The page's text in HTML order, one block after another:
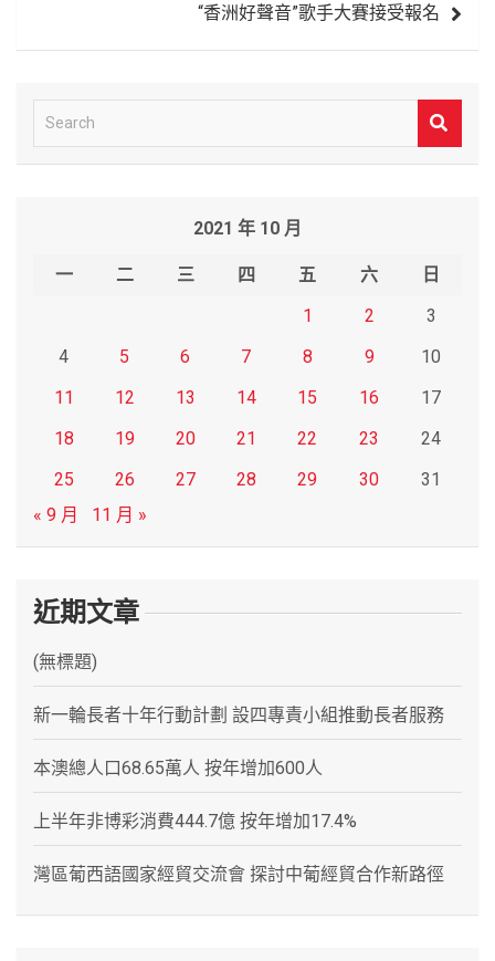
“香洲好聲音”歌手大賽接受報名
e
2021 年 10 月
一 二 三 四 五 六
日
1
2
3
4
5 6 7 8 9
10
11
12 13 14 15 16
17
18
19 20 21 22 23
24
25
26 27 28 29 30
31
« 9 月
11 月 »
近期文章
(無標題)
新一輪長者十年行動計劃 設四專責小組推動長者服務
本澳總人口68.65萬人 按年增加600人
上半年非博彩消費444.7億 按年增加17.4%
灣區葡西語國家經貿交流會 探討中葡經貿合作新路徑